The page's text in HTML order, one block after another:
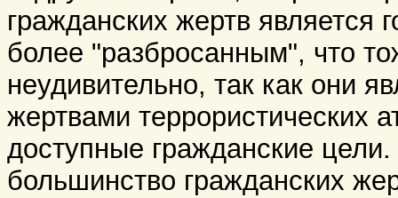
гражданских жертв является
более "разбросанным", что
неудивительно, так как они
жертвами террористических
доступные гражданские
большинство гражданских